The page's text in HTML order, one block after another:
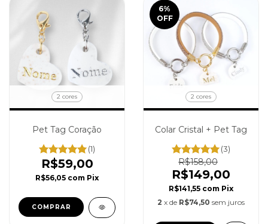
2 cores
Pet Tag Coração
(1)
R$59,00
R$56,05 com Pix
COMPRAR
6%
OFF
2 cores
Colar Cristal + Pet Tag
(3)
R$158,00
R$149,00
R$141,55 com Pix
2 x de R$74,50 sem juros